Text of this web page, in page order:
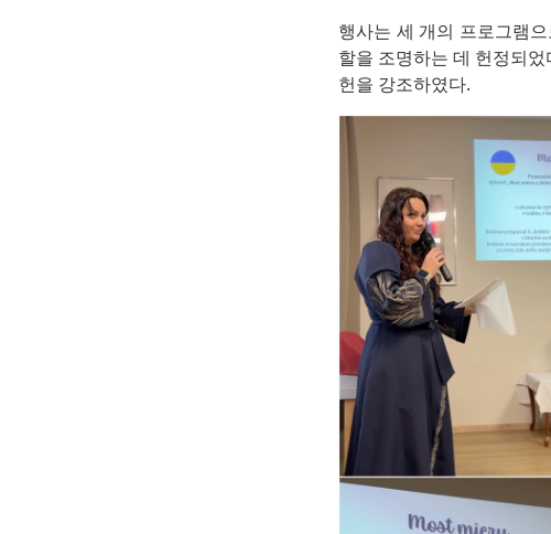
행사는 세 개의 프로그램
할을 조명하는 데 헌정되
헌을 강조하였다.